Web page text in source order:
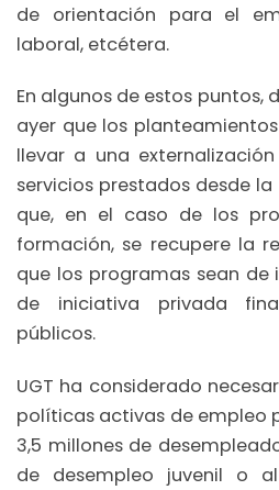
de orientación para el
laboral, etcétera.
En algunos de estos puntos,
ayer que los
llevar a una
servicios prestados desde
que, en el caso de los
formación, se recupere la
que los programas sean
de iniciativa privada
públicos.
UGT ha considerado
políticas activas de empleo
3,5 millones de
de desempleo juvenil o